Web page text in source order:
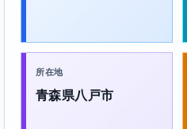
所在地
青森県八戸市